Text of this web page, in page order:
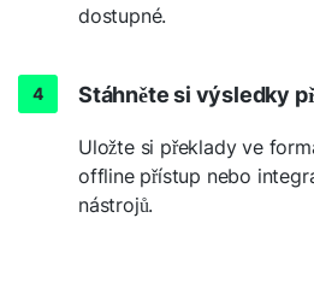
dostupné.
Stáhněte si výsledky
Uložte si překlady ve
offline přístup nebo
nástrojů.